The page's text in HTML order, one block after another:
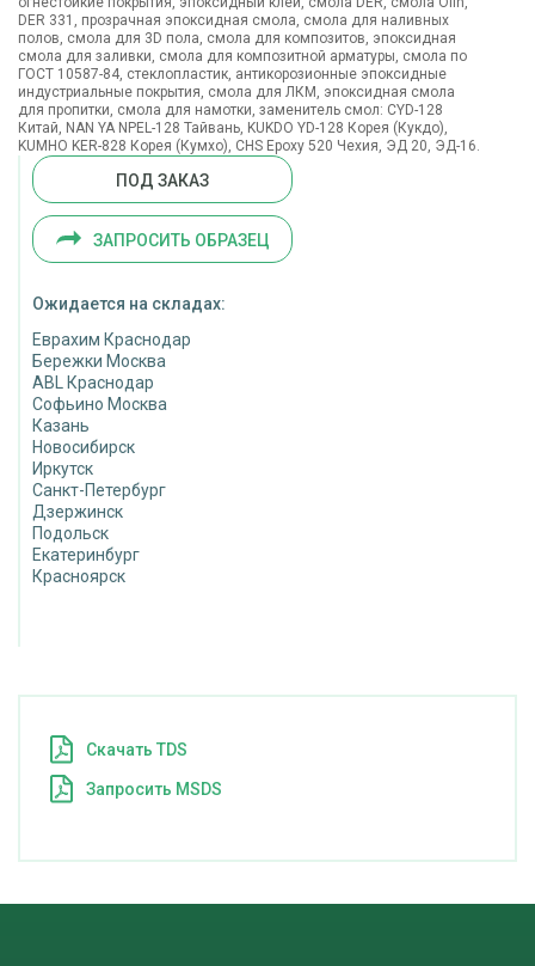
DER 331, прозрачная эпоксидная смола, смола для наливных
полов, смола для 3D пола, смола для композитов, эпоксидная
смола для заливки, смола для композитной арматуры, смола по
ГОСТ 10587-84, стеклопластик, антикорозионные эпоксидные
индустриальные покрытия, смола для ЛКМ, эпоксидная смола
для пропитки, смола для намотки, заменитель смол: CYD-128
Китай, NAN YA NPEL-128 Тайвань, KUKDO YD-128 Корея (Кукдо),
KUMHO KER-828 Корея (Кумхо), CHS Epoxy 520 Чехия, ЭД 20, ЭД-16.
ПОД ЗАКАЗ
ЗАПРОСИТЬ ОБРАЗЕЦ
Ожидается на складах:
Еврахим Краснодар
Бережки Москва
ABL Краснодар
Софьино Москва
Казань
Новосибирск
Иркутск
Санкт-Петербург
Дзержинск
Подольск
Екатеринбург
Красноярск
Cкачать TDS
Запросить MSDS